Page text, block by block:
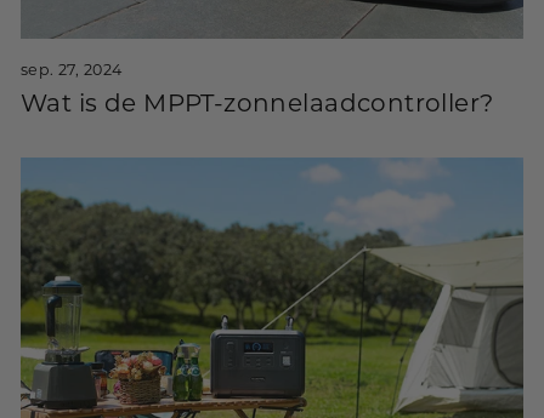
sep. 27, 2024
Wat is de MPPT-zonnelaadcontroller?